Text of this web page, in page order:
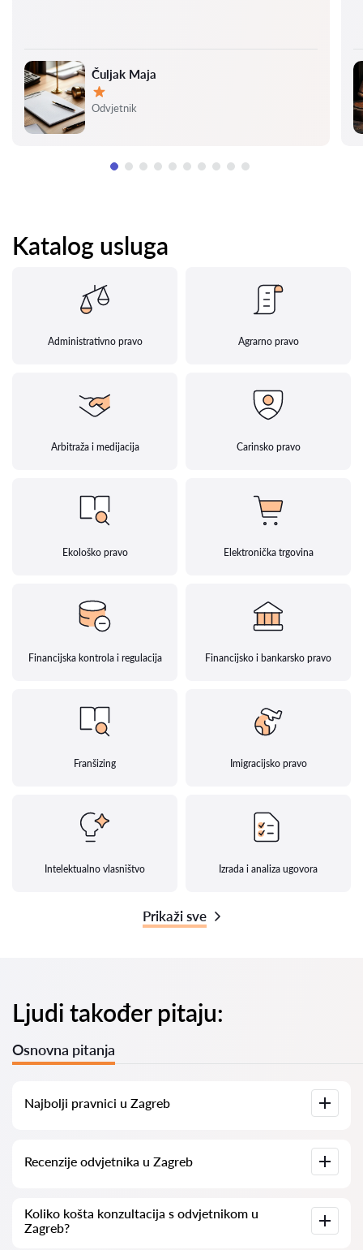
Čuljak Maja
Ocjena:
Odvjetnik
Katalog usluga
Administrativno pravo Agrarno pravo
Arbitraža i medijacija Carinsko pravo
Ekološko pravo Elektronička trgovina
Financijska kontrola i regulacija Financijsko i bankarsko pravo
Franšizing Imigracijsko pravo
Intelektualno vlasništvo Izrada i analiza ugovora
Prikaži sve
Ljudi također pitaju:
Osnovna pitanja
Najbolji pravnici u Zagreb
informacijama. Cijene, recenzije, telefonski brojevi i adrese.
Recenzije odvjetnika u Zagreb
odvjetnicima. Ne brišemo negativne recenzije niti postoji
mogućnost njihovog lažnog povećavanja.
Koliko košta konzultacija s odvjetnikom u
Zagreb?